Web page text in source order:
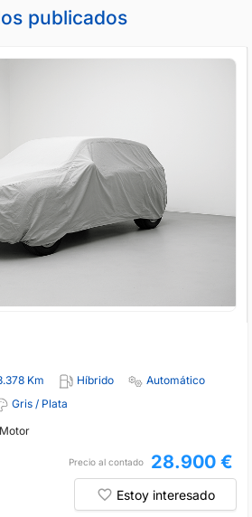
publicados
Km Híbrido
Automático
Gris / Plata
Precio al contado 28.900 €
Estoy interesado